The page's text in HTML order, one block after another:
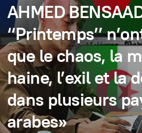
AHMED
‘‘Printemps’’
que le chaos, la
haine, l’exil et la
dans plusieurs
arabes»